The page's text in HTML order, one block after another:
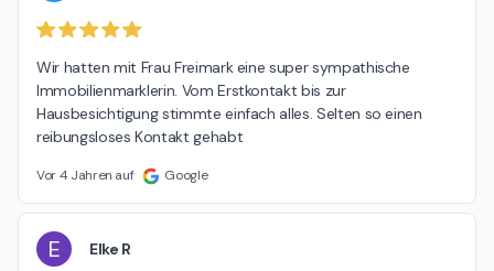
Wir hatten mit Frau Freimark eine super sympathische
Immobilienmarklerin. Vom Erstkontakt bis zur
Hausbesichtigung stimmte einfach alles. Selten so einen
reibungsloses Kontakt gehabt
Vor 4 Jahren auf Google
E Elke R